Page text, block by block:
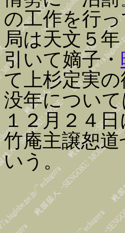
の工作を行
局は天文５
引いて嫡子・
て上杉定実
没年につい
１２月２４
竹庵主譲恕
いう。